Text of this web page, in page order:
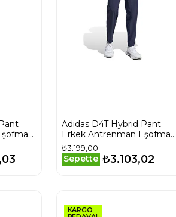
Adidas D4T Hybrid Pant
Erkek Antrenman Eşofman
Altı KA7244 Lacivert
₺3.199,00
Sepette ₺3.103,02
KARGO